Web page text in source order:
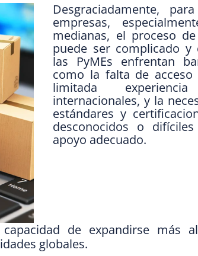
Desgraciadamente,
empresas,
medianas, el proceso
puede ser complicado y
las PyMEs enfrentan
como la falta de
limitada
internacionales, y la
estándares y
desconocidos o
apoyo adecuado.
de expandirse más
globales.